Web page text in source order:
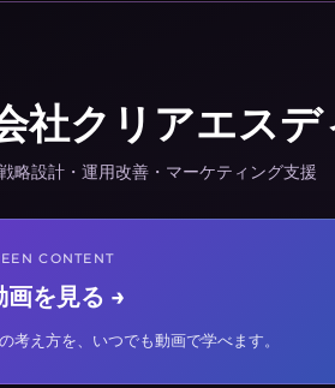
社クリアエスデ
略設計・運用改善・マーケティング支援
CONTENT
画を見る →
考え方を、いつでも動画で学べます。